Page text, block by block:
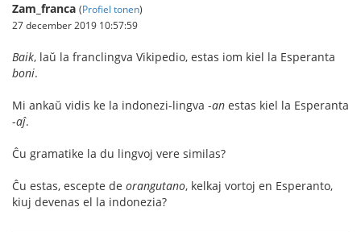
Zam_franca (Profiel tonen)
27 december 2019 10:57:59
Baik, laŭ la franclingva Vikipedio, estas iom kiel la Esperanta
boni.
Mi ankaŭ vidis ke la indonezi-lingva -an estas kiel la Esperanta
-aĵ.
Ĉu gramatike la du lingvoj vere similas?
Ĉu estas, escepte de orangutano, kelkaj vortoj en Esperanto,
kiuj devenas el la indonezia?